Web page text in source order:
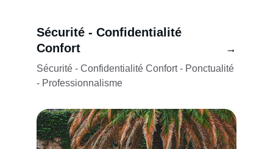
Sécurité - Confidentialité
Confort
Sécurité - Confidentialité Confort - Ponctualité
- Professionnalisme
→